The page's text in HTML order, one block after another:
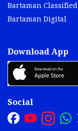
Bartaman Classified
Bartaman Digital
Download App
Social